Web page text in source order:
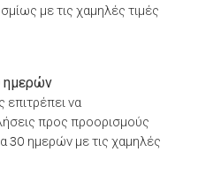
με τις χαμηλές τιμές
ημερών
να
προς προορισμούς
30 ημερών με τις χαμηλές